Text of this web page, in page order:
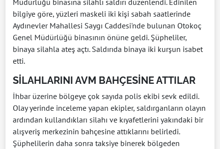
bilgiye göre, yüzleri maskeli iki kişi sabah saatlerinde
Aydınevler Mahallesi Saygı Caddesi'nde bulunan Otokoç
Genel Müdürlüğü binasının önüne geldi. Şüpheliler,
binaya silahla ateş açtı. Saldırıda binaya iki kurşun isabet
etti.
SİLAHLARINI AVM BAHÇESİNE ATTILAR
İhbar üzerine bölgeye çok sayıda polis ekibi sevk edildi.
Olay yerinde inceleme yapan ekipler, saldırganların olayın
ardından kullandıkları silahı ve kıyafetlerini yakındaki bir
alışveriş merkezinin bahçesine attıklarını belirledi.
Şüphelilerin daha sonra taksiye binerek bölgeden